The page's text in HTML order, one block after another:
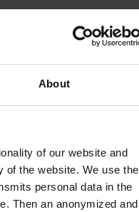
About
of our website and
of the website. We use the
personal data in the
Then an anonymized and
DN 8-10 mm
min-1